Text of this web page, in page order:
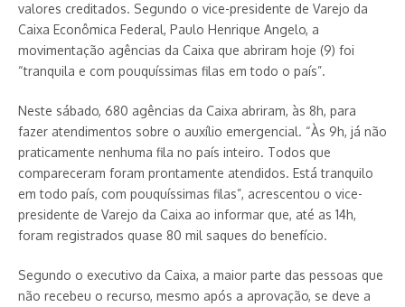
valores creditados. Segundo o vice-presidente de Varejo da
Caixa Econômica Federal, Paulo Henrique Angelo, a
movimentação agências da Caixa que abriram hoje (9) foi
“tranquila e com pouquíssimas filas em todo o país”.
Neste sábado, 680 agências da Caixa abriram, às 8h, para
fazer atendimentos sobre o auxílio emergencial. “Às 9h, já não
praticamente nenhuma fila no país inteiro. Todos que
compareceram foram prontamente atendidos. Está tranquilo
em todo país, com pouquíssimas filas”, acrescentou o vice-
presidente de Varejo da Caixa ao informar que, até as 14h,
foram registrados quase 80 mil saques do benefício.
Segundo o executivo da Caixa, a maior parte das pessoas que
não recebeu o recurso, mesmo após a aprovação, se deve a